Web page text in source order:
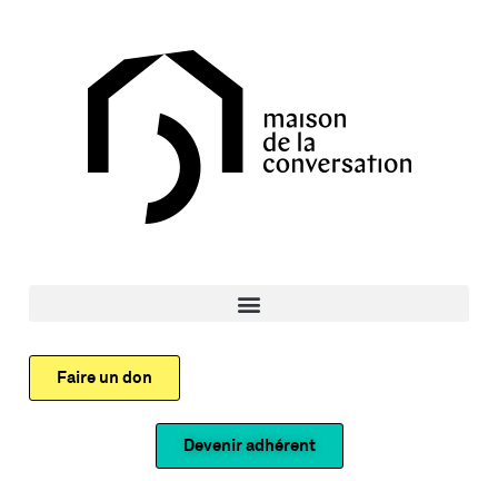
Faire un don
Devenir adhérent